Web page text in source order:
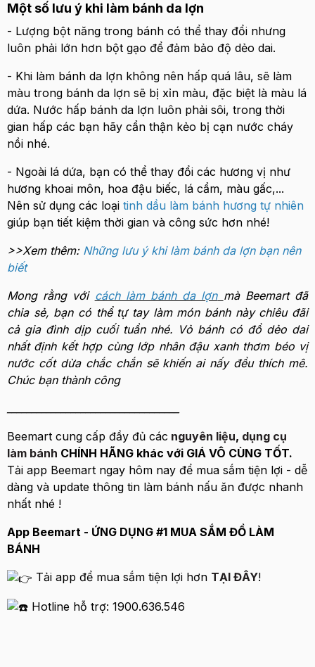
Một số lưu ý khi làm bánh da lợn
- Lượng bột năng trong bánh có thể thay đổi nhưng
luôn phải lớn hơn bột gạo để đảm bảo độ dẻo dai.
- Khi làm bánh da lợn không nên hấp quá lâu, sẽ làm
màu trong bánh da lợn sẽ bị xỉn màu, đặc biệt là màu lá
dứa. Nước hấp bánh da lợn luôn phải sôi, trong thời
gian hấp các bạn hãy cẩn thận kẻo bị cạn nước cháy
nồi nhé.
- Ngoài lá dứa, bạn có thể thay đổi các hương vị như
hương khoai môn, hoa đậu biếc, lá cẩm, màu gấc,...
Nên sử dụng các loại tinh dầu làm bánh hương tự nhiên
giúp bạn tiết kiệm thời gian và công sức hơn nhé!
>>Xem thêm: Những lưu ý khi làm bánh da lợn bạn nên
biết
Mong rằng với cách làm bánh da lợn mà Beemart đã
chia sẻ, bạn có thể tự tay làm món bánh này chiêu đãi
cả gia đình dịp cuối tuần nhé. Vỏ bánh có đồ dẻo dai
nhất định kết hợp cùng lớp nhân đậu xanh thơm béo vị
nước cốt dừa chắc chắn sẽ khiến ai nấy đều thích mê.
Chúc bạn thành công
Beemart cung cấp đầy đủ các nguyên liệu, dụng cụ
làm bánh CHÍNH HÃNG khác với GIÁ VÔ CÙNG TỐT.
Tải app Beemart ngay hôm nay để mua sắm tiện lợi - dễ
dàng và update thông tin làm bánh nấu ăn được nhanh
nhất nhé !
App Beemart - ỨNG DỤNG #1 MUA SẮM ĐỒ LÀM
BÁNH
Tải app để mua sắm tiện lợi hơn TẠI ĐÂY!
Hotline hỗ trợ: 1900.636.546